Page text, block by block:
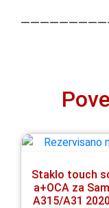
Staklo touch
a+OCA za
A315/A31